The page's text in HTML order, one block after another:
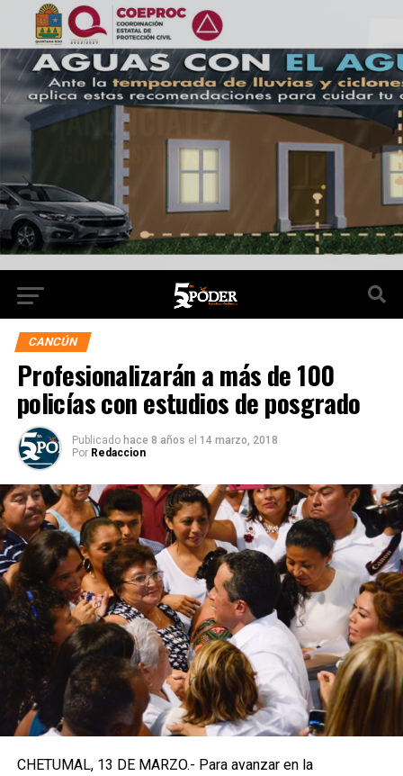
CANCÚN
Profesionalizarán a más de 100
policías con estudios de posgrado
Publicado hace 8 años el 14 marzo, 2018
Por Redaccion
CHETUMAL, 13 DE MARZO.- Para avanzar en la